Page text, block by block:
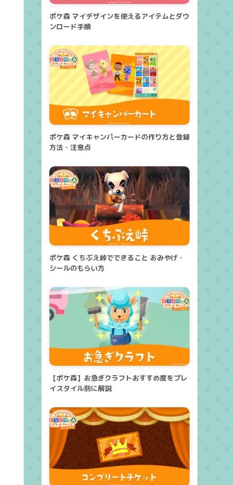
ポケ森 マイデザインを使えるアイテムとダウ
ンロード手順
ポケ森 マイキャンパーカードの作り方と登録
方法・注意点
ポケ森 くちぶえ峠でできること おみやげ・
シールのもらい方
【ポケ森】お急ぎクラフトおすすめ度をプレ
イスタイル別に解説